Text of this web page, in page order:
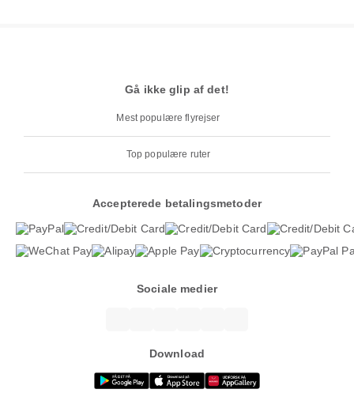
Gå ikke glip af det!
Mest populære flyrejser
Top populære ruter
Accepterede betalingsmetoder
Sociale medier
Download